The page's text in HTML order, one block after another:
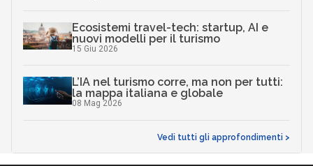
Ecosistemi travel-tech: startup, AI e
nuovi modelli per il turismo
15 Giu 2026
L’IA nel turismo corre, ma non per tutti:
la mappa italiana e globale
08 Mag 2026
Vedi tutti gli approfondimenti >